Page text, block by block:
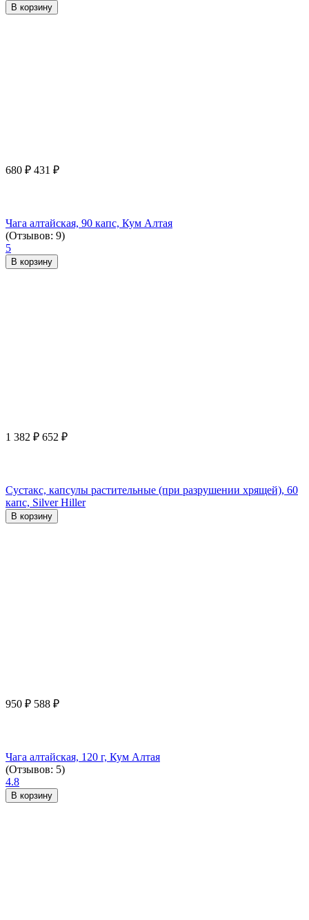
В корзину
680 ₽ 431 ₽
Чага алтайская, 90 капс, Кум Алтая
(Отзывов: 9)
5
В корзину
1 382 ₽ 652 ₽
Сустакс, капсулы растительные (при разрушении хрящей), 60
капс, Silver Hiller
В корзину
950 ₽ 588 ₽
Чага алтайская, 120 г, Кум Алтая
(Отзывов: 5)
4.8
В корзину